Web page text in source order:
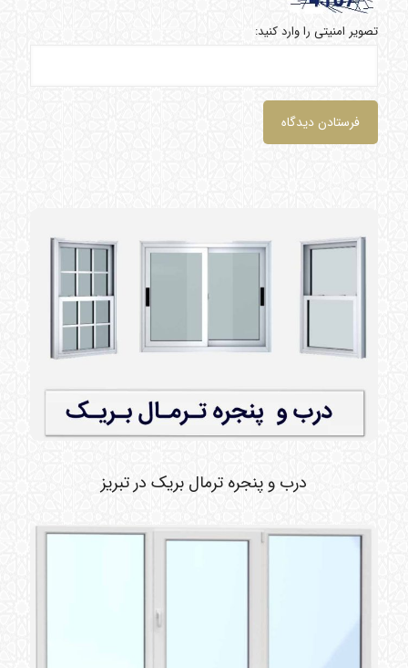
تصویر امنیتی را وارد کنید:
درب و پنجره ترمال بریک در تبریز